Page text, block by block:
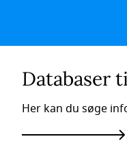
Databaser
Her kan du søge